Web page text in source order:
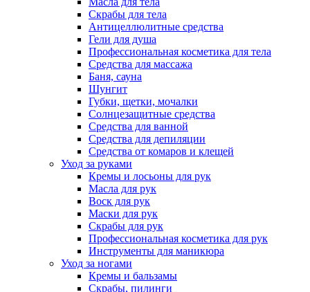
Скрабы для тела
Антицеллюлитные средства
Гели для душа
Профессиональная косметика для тела
Средства для массажа
Баня, сауна
Шунгит
Губки, щетки, мочалки
Солнцезащитные средства
Средства для ванной
Средства для депиляции
Средства от комаров и клещей
Уход за руками
Кремы и лосьоны для рук
Масла для рук
Воск для рук
Маски для рук
Скрабы для рук
Профессиональная косметика для рук
Инструменты для маникюра
Уход за ногами
Кремы и бальзамы
Скрабы, пилинги